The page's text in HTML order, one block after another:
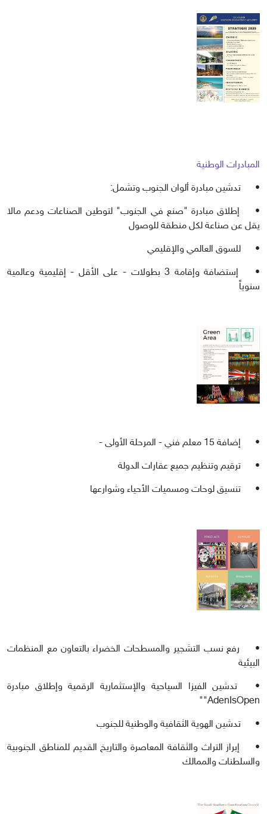
المبادرات الوطنية
• تدشين مبادرة ألوان الجنوب وتشمل:
•
إطلاق مبادرة "صنع في الجنوب" لتوطين الصناعات ودعم مالا
يقل عن صناعة لكل منطقة للوصول
• للسوق العالمي والإقليمي
•
إستضافة وإقامة 3 بطولات - على الأقل - إقليمية وعالمية
سنوياً
• إضافة 15 معلم فني - المرحلة الأولى -
• ترقيم وتنظيم جميع عقارات الدولة
• تنسيق لوحات ومسميات الأحياء وشوارعها
•
رفع نسب التشجير والمسطحات الخضراء بالتعاون مع المنظمات
البيئية
•
تدشين الفيزا السياحية والإستثمارية الرقمية وإطلاق مبادرة
AdenIsOpen""
• تدشين الهوية الثقافية والوطنية للجنوب
•
إبراز التراث والثقافة المعاصرة والتاريخ القديم للمناطق الجنوبية
والسلطنات والممالك